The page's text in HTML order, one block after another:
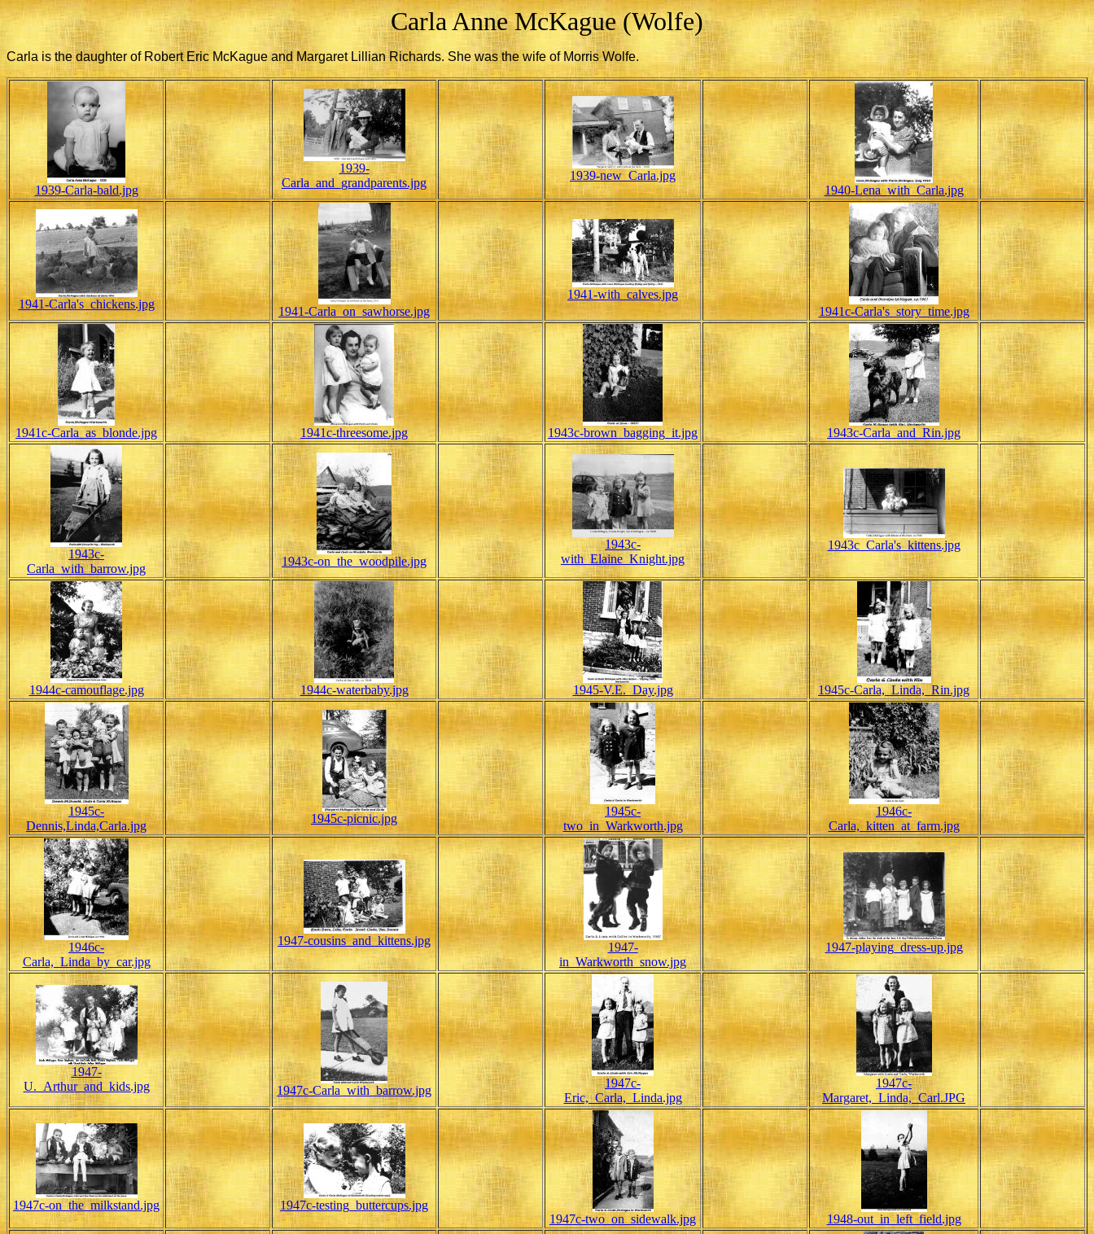
Carla Anne McKague (Wolfe)
Carla is the daughter of Robert Eric McKague and Margaret Lillian Richards. She was the wife of Morris Wolfe.
1939-Carla-bald.jpg
1939-
Carla_and_grandparents.jpg
1939-new_Carla.jpg
1940-Lena_with_Carla.jpg
1941-Carla's_chickens.jpg
1941-Carla_on_sawhorse.jpg
1941-with_calves.jpg
1941c-Carla's_story_time.jpg
1941c-Carla_as_blonde.jpg 1941c-threesome.jpg 1943c-brown_bagging_it.jpg 1943c-Carla_and_Rin.jpg
1943c-
Carla_with_barrow.jpg
1943c-on_the_woodpile.jpg
1943c-
with_Elaine_Knight.jpg
1943c_Carla's_kittens.jpg
1944c-camouflage.jpg 1944c-waterbaby.jpg 1945-V.E._Day.jpg 1945c-Carla,_Linda,_Rin.jpg
1945c-
Dennis,Linda,Carla.jpg
1945c-picnic.jpg
1945c-
two_in_Warkworth.jpg
1946c-
Carla,_kitten_at_farm.jpg
1946c-
Carla,_Linda_by_car.jpg
1947-cousins_and_kittens.jpg
1947-
in_Warkworth_snow.jpg
1947-playing_dress-up.jpg
1947-
U._Arthur_and_kids.jpg
1947c-Carla_with_barrow.jpg
1947c-
Eric,_Carla,_Linda.jpg
1947c-
Margaret,_Linda,_Carl.JPG
1947c-on_the_milkstand.jpg
1947c-testing_buttercups.jpg
1947c-two_on_sidewalk.jpg
1948-out_in_left_field.jpg